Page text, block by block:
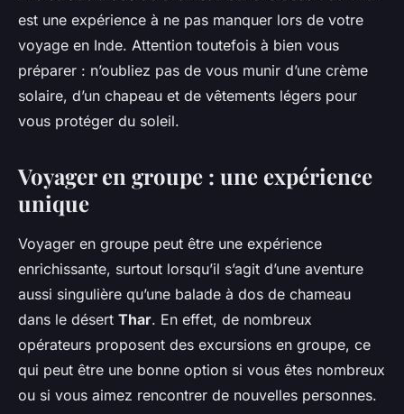
est une expérience à ne pas manquer lors de votre
voyage en Inde. Attention toutefois à bien vous
préparer : n’oubliez pas de vous munir d’une crème
solaire, d’un chapeau et de vêtements légers pour
vous protéger du soleil.
Voyager en groupe : une expérience
unique
Voyager en groupe peut être une expérience
enrichissante, surtout lorsqu’il s’agit d’une aventure
aussi singulière qu’une balade à dos de chameau
dans le désert Thar. En effet, de nombreux
opérateurs proposent des excursions en groupe, ce
qui peut être une bonne option si vous êtes nombreux
ou si vous aimez rencontrer de nouvelles personnes.